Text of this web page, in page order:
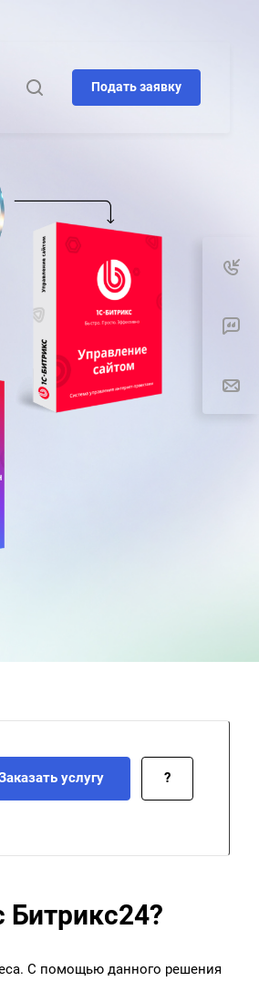
Подать заявку
услугу ?
С помощью данного решения